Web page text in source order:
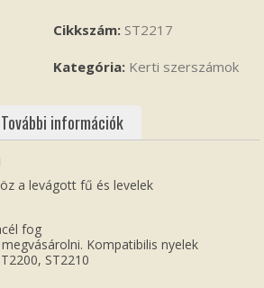
Cikkszám: ST2217
Kategória: Kerti szerszámok
További információk
a levágott fű és levelek
fog
Kompatibilis nyelek
ST2210